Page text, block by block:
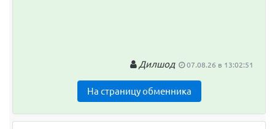
Дилшод 07.08.26 в 13:02:51
На страницу обменника